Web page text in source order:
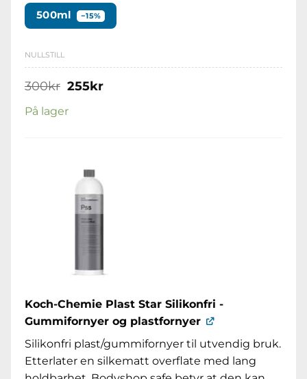
500ml −15%
NULLSTILL
300kr Opprinnelig
var:
255krNåværende
På lager
Koch-Chemie Plast Star Silikonfri -
Gummifornyer og plastfornyer
Silikonfri plast/gummifornyer til utvendig bruk.
Etterlater en silkematt overflate med lang